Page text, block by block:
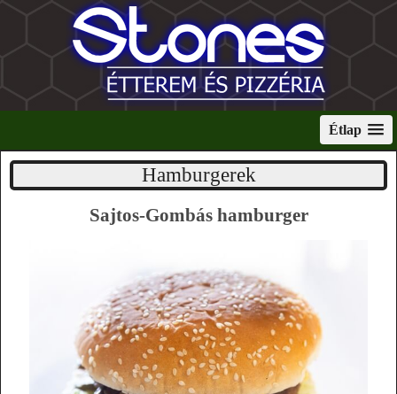
Étlap
Hamburgerek
Sajtos-Gombás hamburger